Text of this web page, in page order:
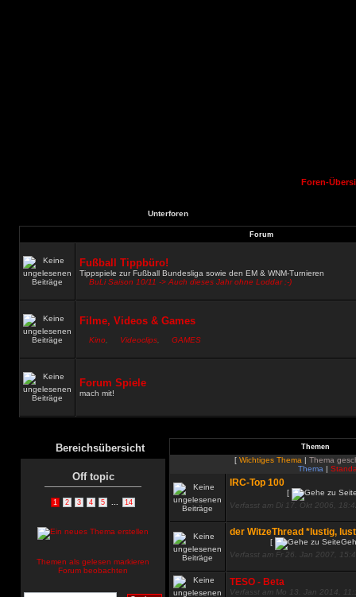
Foren-
Unterforen
Forum
Fußball Tippbüro!
Tippspiele zur Fußball Bundesliga sowie den EM & WNM-Turnieren
BuLi Saison 10/11 -> Auch dieses Jahr ohne Loddar ;-)
Filme, Videos & Games
Kino Videoclips GAMES
Forum Spiele
mach mit!
Bereichsübersicht
Off topic
1 2 3 4 5 14
Themen als gelesen markieren
Forum beobachten
Themen
[ Wichtiges Thema | Thema
Thema |
IRC-Top 100
[
Verfasst am Di 17. Okt 2006,
der WitzeThread *lustig,
[
Verfasst am Fr 26. Jan 2007,
TESO - Beta
Verfasst am Mo 13. Jan 2014,